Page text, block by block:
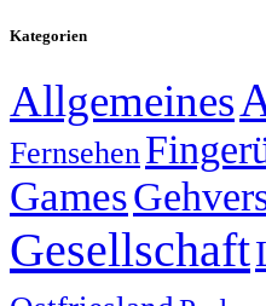
Kategorien
Allgemeines
Fernsehen
Games
Gesellschaft